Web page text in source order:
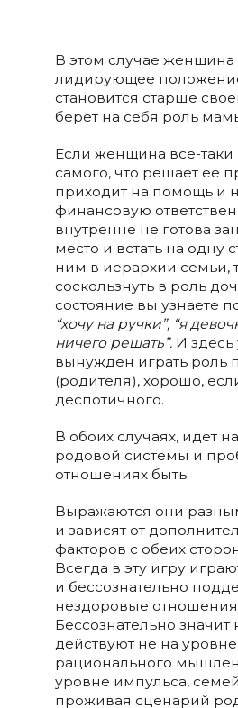
В этом случае женщина
лидирующее
становится старше
берет на себя роль
Если женщина все-таки
самого, что решает ее
приходит на помощь и
финансовую
внутренне не готова
место и встать на одну
ним в иерархии семьи,
соскользнуть в роль
состояние вы узнаете
“хочу на ручки”, “я
ничего решать”.И здесь
вынужден играть роль
(родителя), хорошо,
деспотичного.
В обоих случаях, идет
родовой системы и
отношениях быть.
Выражаются они
и зависят от
факторов с обеих
Всегда в эту игру
и бессознательно
нездоровые
Бессознательно значит
действуют не на уровне
рационального
уровне импульса,
проживая сценарий